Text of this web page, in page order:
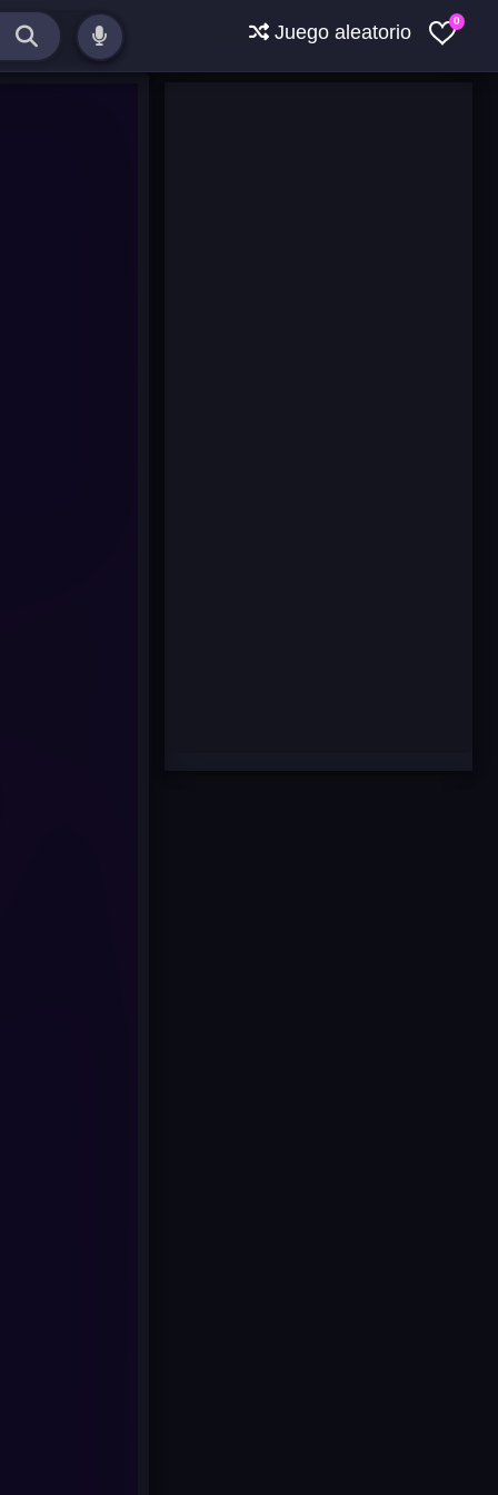
0
Juego aleatorio